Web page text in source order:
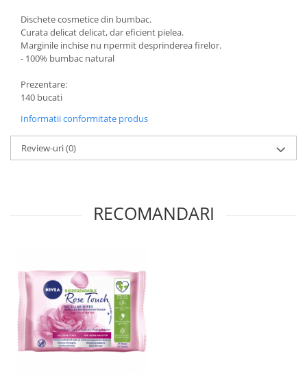
Dischete cosmetice din bumbac.
Curata delicat delicat, dar eficient pielea.
Marginile inchise nu npermit desprinderea firelor.
- 100% bumbac natural
Prezentare:
140 bucati
Informatii conformitate produs
Review-uri(0)
RECOMANDARI